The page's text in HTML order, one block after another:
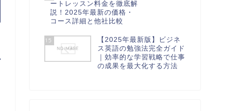
ートレッスン料金を徹底解
説！2025年最新の価格・
コース詳細と他社比較
15
【2025年最新版】ビジネ
ス英語の勉強法完全ガイド
｜効率的な学習戦略で仕事
の成果を最大化する方法